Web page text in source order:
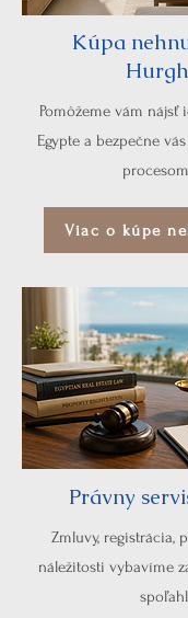
Kúpa
Pomôžeme vám nájsť
Egypte a bezpečne
Viac o kúpe
Právny
Zmluvy, registrácia,
náležitosti vybavíme